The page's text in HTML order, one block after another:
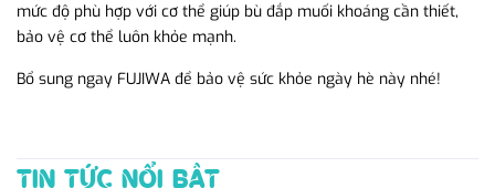
mức độ phù hợp với cơ thể giúp bù đắp muối khoáng cần thiết,
bảo vệ cơ thể luôn khỏe mạnh.
Bổ sung ngay FUJIWA để bảo vệ sức khỏe ngày hè này nhé!
TIN TỨC NỔI BẬT